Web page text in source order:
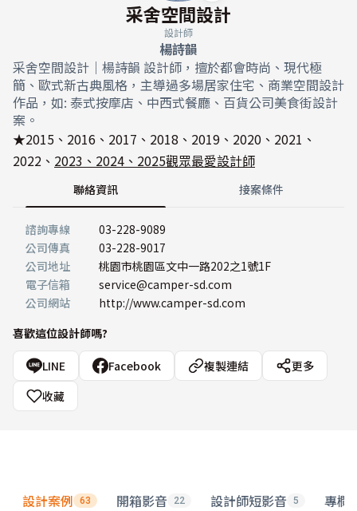
采舍空間設計
設計師
楊詩韻
采舍空間設計｜楊詩韻 設計師，擅於都會時尚、現代極
簡、歐式新古典風格，主導過多場居家住宅、商業空間設計
作品，如: 泰式按摩店、中西式餐廳、百貨公司美食街設計
案。
★2015、2016、2017、2018、2019、2020、2021、
2022、 2023、2024、2025觀眾最愛設計師
聯絡資訊 接案條件
諮詢專線
03-228-9089
公司傳真
03-228-9017
公司地址
桃園市桃園區文中一路202之1號1F
電子信箱
service@camper-sd.com
公司網站
http://www.camper-sd.com
喜歡這位設計師嗎?
LINE Facebook 複製連結
更多
收藏
設計案例 63 開箱影音 22 設計師短影音 5 專欄